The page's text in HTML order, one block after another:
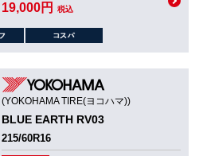
19,000円 税込
(YOKOHAMA TIRE(ヨコハマ))
BLUE EARTH RV03
215/60R16